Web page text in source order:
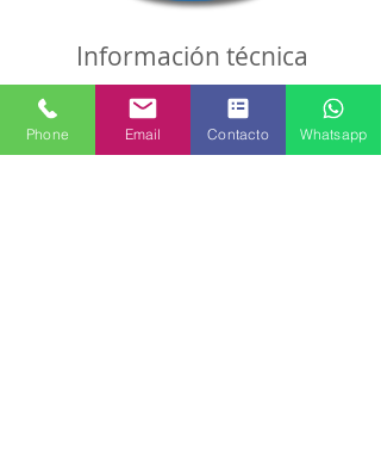
Información técnica
SOLICITAR COTIZACION
Phone Email Contacto Whatsapp